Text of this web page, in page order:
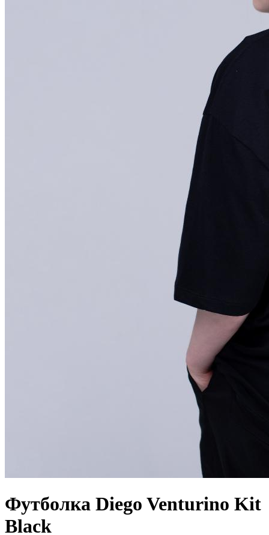
Футболка Diego Venturino Kit
Black